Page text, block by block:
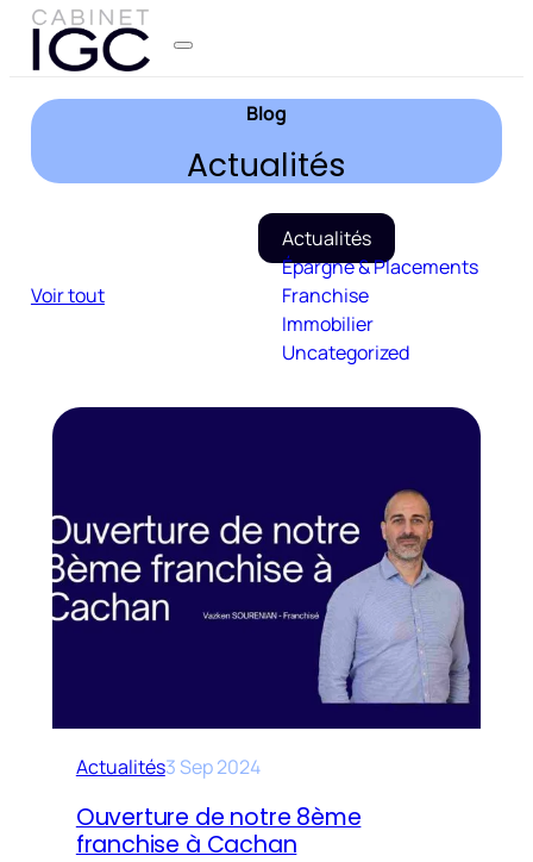
Blog
Actualités
Voir tout
Actualités
Épargne & Placements
Franchise
Immobilier
Uncategorized
Actualités3 Sep 2024
Ouverture de notre 8ème
franchise à Cachan